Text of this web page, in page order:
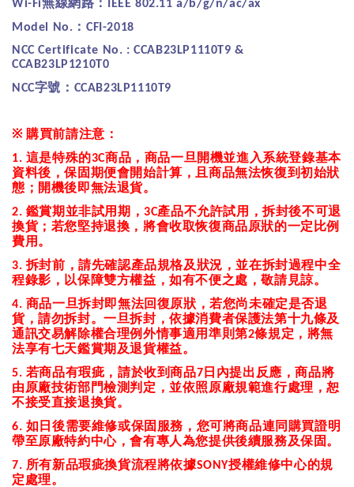
Wi-Fi
IEEE 802.11 a/b/g/n/ac/ax
Model No. ：CFI-2018
NCC Certificate No. : CCAB23LP1110T9 &
CCAB23LP1210T0
NCC字號： CCAB23LP1110T9
※ 購買前請注意：
1. 這是特殊的3C商品，商品一旦開機並進入系統登錄基本
資料後，保固期便會開始計算，且商品無法恢復到初始狀
態；開機後即無法退貨。
2. 鑑賞期並非試用期，3C產品不允許試用，拆封後不可退
換貨；若您堅持退換，將會收取恢復商品原狀的一定比例
費用。
3. 拆封前，請先確認產品規格及狀況，並在拆封過程中全
程錄影，以保障雙方權益，如有不便之處，敬請見諒。
4. 商品一旦拆封即無法回復原狀，若您尚未確定是否退
貨，請勿拆封。一旦拆封，依據消費者保護法第十九條及
通訊交易解除權合理例外情事適用準則第2條規定，將無
法享有七天鑑賞期及退貨權益。
5. 若商品有瑕疵，請於收到商品7 日內提出反應，商品將
由原廠技術部門檢測判定，並依照原廠規範進行處理，恕
不接受直接退換貨。
6. 如日後需要維修或保固服務，您可將商品連同購買證明
帶至原廠特約中心，會有專人為您提供後續服務及保固。
7. 所有新品瑕疵換貨流程將依據SONY授權維修中心的規
定處理。